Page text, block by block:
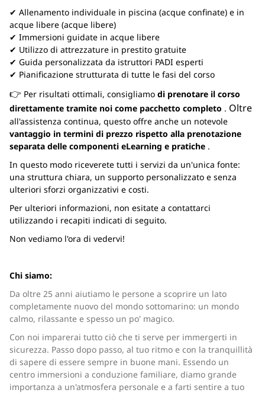
✔ Allenamento individuale in piscina (acque confinate) e in
acque libere (acque libere)
✔ Immersioni guidate in acque libere
✔ Utilizzo di attrezzature in prestito gratuite
✔ Guida personalizzata da istruttori PADI esperti
✔ Pianificazione strutturata di tutte le fasi del corso
👉 Per risultati ottimali, consigliamo di prenotare il corso
direttamente tramite noi come pacchetto completo . Oltre
all'assistenza continua, questo offre anche un notevole
vantaggio in termini di prezzo rispetto alla prenotazione
separata delle componenti eLearning e pratiche .
In questo modo riceverete tutti i servizi da un'unica fonte:
una struttura chiara, un supporto personalizzato e senza
ulteriori sforzi organizzativi e costi.
Per ulteriori informazioni, non esitate a contattarci
utilizzando i recapiti indicati di seguito.
Non vediamo l'ora di vedervi!
Chi siamo:
Da oltre 25 anni aiutiamo le persone a scoprire un lato
completamente nuovo del mondo sottomarino: un mondo
calmo, rilassante e spesso un po' magico.
Con noi imparerai tutto ciò che ti serve per immergerti in
sicurezza. Passo dopo passo, al tuo ritmo e con la tranquillità
di sapere di essere sempre in buone mani. Essendo un
centro immersioni a conduzione familiare, diamo grande
importanza a un'atmosfera personale e a farti sentire a tuo